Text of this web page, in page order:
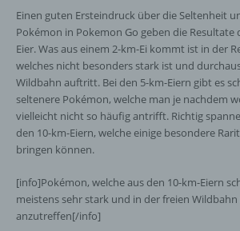
Einen guten Ersteindruck über die Seltenheit
Pokémon in Pokemon Go geben die Resultate
Eier. Was aus einem 2-km-Ei kommt ist in der
welches nicht besonders stark ist und
Wildbahn auftritt. Bei den 5-km-Eiern gibt es
seltenere Pokémon, welche man je nachdem
vielleicht nicht so häufig antrifft. Richtig
den 10-km-Eiern, welche einige besondere
bringen können.
[info]Pokémon, welche aus den 10-km-Eiern
meistens sehr stark und in der freien
anzutreffen[/info]